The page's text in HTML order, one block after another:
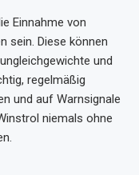
Einnahme von
sein. Diese können
und
regelmäßig
und auf Warnsignale
niemals ohne